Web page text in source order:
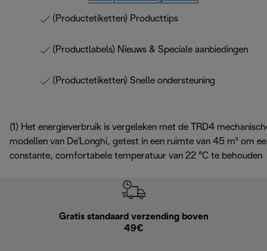
(Productetiketten) Producttips
(Productlabels) Nieuws & Speciale aanbiedingen
(Productetiketten) Snelle ondersteuning
(1) Het energieverbruik is vergeleken met de TRD4
modellen van De'Longhi, getest in een ruimte van 45 m³ om
constante, comfortabele temperatuur van 22 °C te behouden
Gratis standaard verzending boven
49€